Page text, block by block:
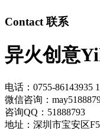
Contact 联系
异火创意
电话：0755-86143935
微信咨询：
咨询QQ：51888793
地址：深圳市宝安区